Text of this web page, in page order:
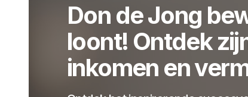
Don de Jong
loont! Ontdek
inkomen en